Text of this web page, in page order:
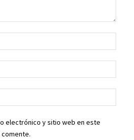
web:
electrónico y sitio web en este